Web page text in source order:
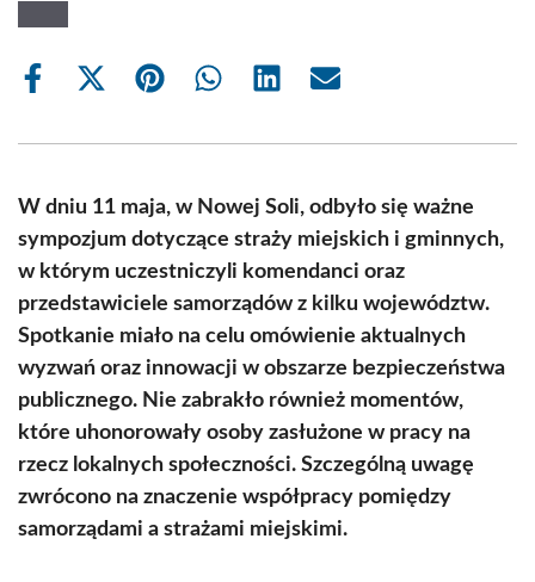
Share
Share
(Twitter)
Share Share Share Share
W dniu 11 maja, w Nowej Soli, odbyło się ważne
sympozjum dotyczące straży miejskich i gminnych,
w którym uczestniczyli komendanci oraz
przedstawiciele samorządów z kilku województw.
Spotkanie miało na celu omówienie aktualnych
wyzwań oraz innowacji w obszarze bezpieczeństwa
publicznego. Nie zabrakło również momentów,
które uhonorowały osoby zasłużone w pracy na
rzecz lokalnych społeczności. Szczególną uwagę
zwrócono na znaczenie współpracy pomiędzy
samorządami a strażami miejskimi.